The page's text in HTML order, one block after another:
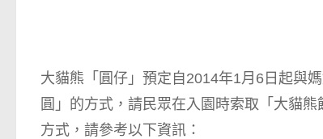
大貓熊「圓仔」預定自2014年1月6日起與
圓」的方式，請民眾在入園時索取「大貓
方式，請參考以下資訊：